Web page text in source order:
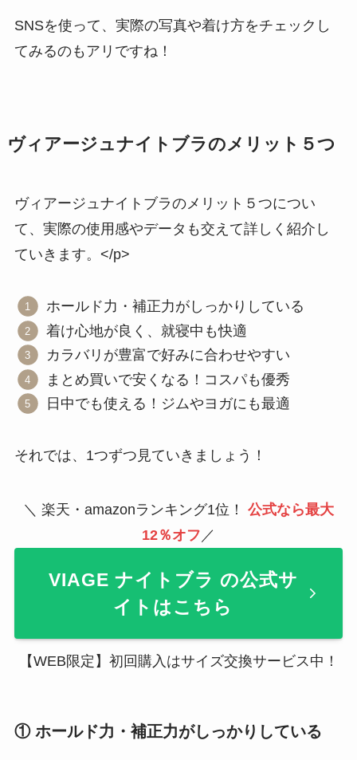
SNSを使って、実際の写真や着け方をチェックし
てみるのもアリですね！
ヴィアージュナイトブラのメリット５つ
ヴィアージュナイトブラのメリット５つについ
て、実際の使用感やデータも交えて詳しく紹介し
ていきます。</p>
ホールド力・補正力がしっかりしている
着け心地が良く、就寝中も快適
カラバリが豊富で好みに合わせやすい
まとめ買いで安くなる！コスパも優秀
日中でも使える！ジムやヨガにも最適
それでは、1つずつ見ていきましょう！
＼ 楽天・amazonランキング1位！ 公式なら最大
12％オフ ／
VIAGE ナイトブラ の公式サ
イトはこちら
【WEB限定】初回購入はサイズ交換サービス中！
① ホールド力・補正力がしっかりしている